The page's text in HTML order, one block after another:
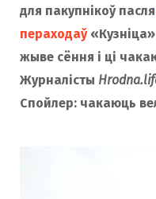
для пакупнікоў пасля
пераходаў
жыве сёння і ці
Журналісты
Спойлер: чакаюць